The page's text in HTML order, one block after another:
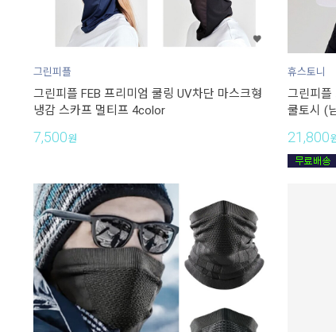
그린피플
그린피플 FEB 프리미엄 쿨링 UV차단 마스크형
냉감 스카프 멀티프 4color
7,500원
휴스토니
그린피플
쿨토시 (
21,800